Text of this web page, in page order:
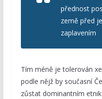
přednost
země před
zaplavením
Tím méně je tolerován
podle nějž by současní
zůstat dominantním